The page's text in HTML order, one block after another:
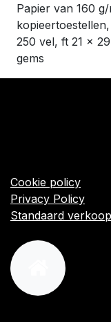
Papier van 160
250 vel, ft 21 x
gems
Cookie policy
Privacy Policy
Standaard